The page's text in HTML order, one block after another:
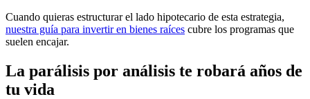
Cuando quieras estructurar el lado hipotecario de esta estrategia,
nuestra guía para invertir en bienes raíces cubre los programas que
suelen encajar.
La parálisis por análisis te robará años de
tu vida